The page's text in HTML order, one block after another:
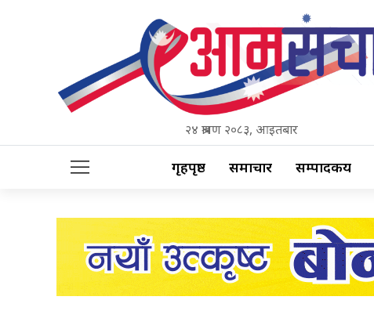
२४ श्रावण २०८३, आइतबार
गृहपृष्ठ समाचार सम्पादकीय